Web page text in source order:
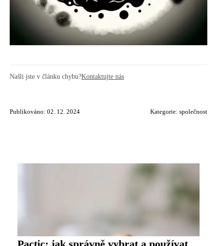
Našli jste v článku chybu?Kontaktujte nás
Publikováno: 02. 12. 2024 Kategorie: společnost